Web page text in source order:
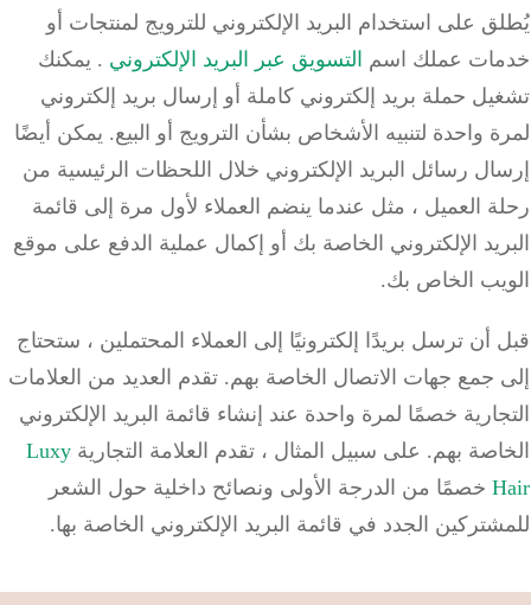
على استخدام البريد الإلكتروني للترويج لمنتجات أو
عملك اسمالتسويق عبر البريد الإلكتروني.يمكنك
حملة بريد إلكتروني كاملة أو إرسال بريد إلكتروني
واحدة لتنبيه الأشخاص بشأن الترويج أو البيع.يمكن أيضًا
رسائل البريد الإلكتروني خلال اللحظات الرئيسية من
العميل ، مثل عندما ينضم العملاء لأول مرة إلى قائمة
الإلكتروني الخاصة بك أو إكمال عملية الدفع على موقع
الخاص بك.
أن ترسل بريدًا إلكترونيًا إلى العملاء المحتملين ، ستحتاج
جمع جهات الاتصال الخاصة بهم.تقدم العديد من العلامات
خصمًا لمرة واحدة عند إنشاء قائمة البريد الإلكتروني
بهم.على سبيل المثال ، تقدم العلامة التجارية Luxy
خصمًا من الدرجة الأولى ونصائح داخلية حول الشعر
الجدد في قائمة البريد الإلكتروني الخاصة بها.